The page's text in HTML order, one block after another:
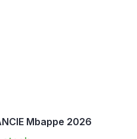
Mbappe 2026